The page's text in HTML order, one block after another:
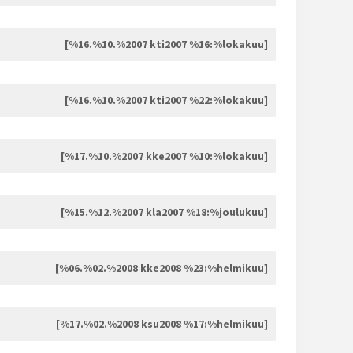
[%16.%10.%2007 kti2007 %16:%lokakuu]
[%16.%10.%2007 kti2007 %22:%lokakuu]
[%17.%10.%2007 kke2007 %10:%lokakuu]
[%15.%12.%2007 kla2007 %18:%joulukuu]
[%06.%02.%2008 kke2008 %23:%helmikuu]
[%17.%02.%2008 ksu2008 %17:%helmikuu]